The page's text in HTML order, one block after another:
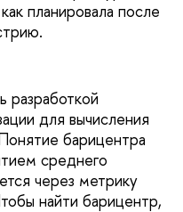
планировала после
разработкой
для вычисления
барицентра
среднего
через метрику
найти барицентр,